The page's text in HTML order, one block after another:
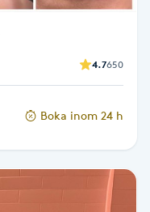
4.7650
Boka inom 24 h